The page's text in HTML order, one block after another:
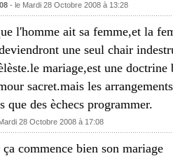
- le Mardi 28 Octobre 2008 à 13:28
l'homme ait sa femme,et la
une seul chair
mariage,est une
sacret.mais les
que des èchecs programmer.
28 Octobre 2008 à 17:08
commence bien son mariage